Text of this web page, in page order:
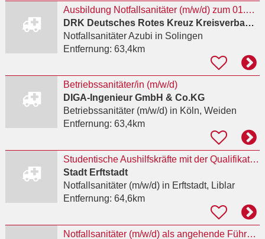
Ausbildung Notfallsanitäter (m/w/d) zum 01.03.2027
DRK Deutsches Rotes Kreuz Kreisverband Solingen e. V.
Notfallsanitäter Azubi in Solingen
Entfernung: 63,4km
Betriebssanitäter/in (m/w/d)
DIGA-Ingenieur GmbH & Co.KG
Betriebssanitäter (m/w/d)in Köln, Weiden
Entfernung: 63,4km
Studentische Aushilfskräfte mit der Qualifikation Notfallsanitäter:in (m/w/d)
Stadt Erftstadt
Notfallsanitäter (m/w/d)in Erftstadt, Liblar
Entfernung: 64,6km
Notfallsanitäter (m/w/d) als angehende Führungskraft